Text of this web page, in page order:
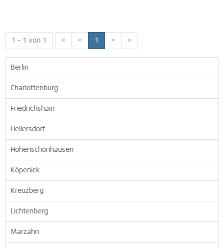
1 - 1 von 1 « < 1 > »
Berlin
Charlottenburg
Friedrichshain
Hellersdorf
Hohenschönhausen
Köpenick
Kreuzberg
Lichtenberg
Marzahn